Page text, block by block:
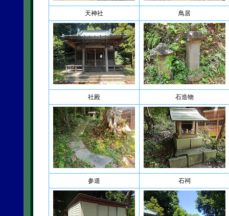
天神社 鳥居
社殿 石造物
参道 石祠